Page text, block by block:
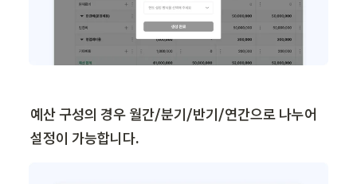
예산 구성의 경우 월간/분기/반기/연간으로 나누어
설정이 가능합니다.